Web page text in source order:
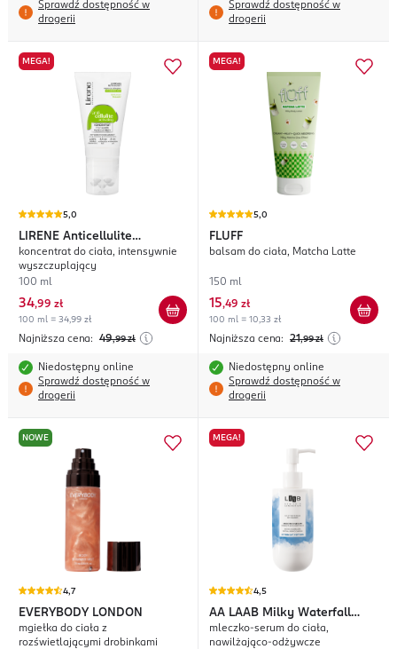
Sprawdź dostępność w
drogerii
Sprawdź dostępność w
drogerii
MEGA!
5,0
LIRENE Anticellulite
Activating
koncentrat do ciała, intensywnie
wyszczuplający
100 ml
34,99 zł
100 ml = 34,99 zł
Najniższa cena: 49,99 zł
Niedostępny online
Sprawdź dostępność w
drogerii
MEGA!
5,0
FLUFF
balsam do ciała, Matcha Latte
150 ml
15,49 zł
100 ml = 10,33 zł
Najniższa cena: 21,99 zł
Niedostępny online
Sprawdź dostępność w
drogerii
NOWE
4,7
EVERYBODY LONDON
mgiełka do ciała z
rozświetlającymi drobinkami
MEGA!
4,5
AA LAAB Milky Waterfall
Hydration
mleczko-serum do ciała,
nawilżająco-odżywcze